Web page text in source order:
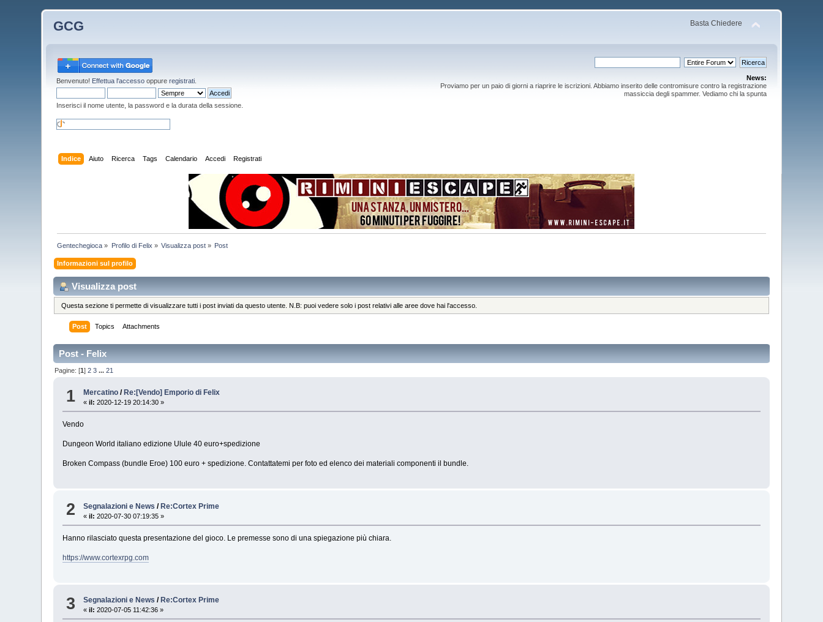
GCG Basta Chiedere
Benvenuto! Effettua l'accesso oppureregistrati
Inserisci il nome utente, la password e la durata della sessione.
News:
Proviamo per un paio di giorni a riaprire le iscrizioni. Abbiamo inserito delle contromisure contro la registrazione
massiccia degli spammer. Vediamo chi la spunta
Indice Aiuto Ricerca Tags Calendario Accedi Registrati
Gentechegioca » Profilo di Felix » Visualizza post » Post
Informazioni sul profilo
Visualizza post
Questa sezione ti permette di visualizzare tutti i post inviati da questo utente. N.B: puoi vedere solo i post relativi alle aree dove hai l'accesso.
Post Topics Attachments
Post - Felix
Pagine: [1]2 3 ...21
1 Mercatino / Re:[Vendo] Emporio di Felix
«il: 2020-12-19 20:14:30 »
Vendo
Dungeon World italiano edizione Ulule 40 euro+spedizione
Broken Compass (bundle Eroe) 100 euro + spedizione. Contattatemi per foto ed elenco dei materiali componenti il bundle.
2 Segnalazioni e News /Re:Cortex Prime
«il: 2020-07-30 07:19:35 »
Hanno rilasciato questa presentazione del gioco. Le premesse sono di una spiegazione più chiara.
https://www.cortexrpg.com
3 Segnalazioni e News / Re:Cortex Prime
«il: 2020-07-05 11:42:36 »